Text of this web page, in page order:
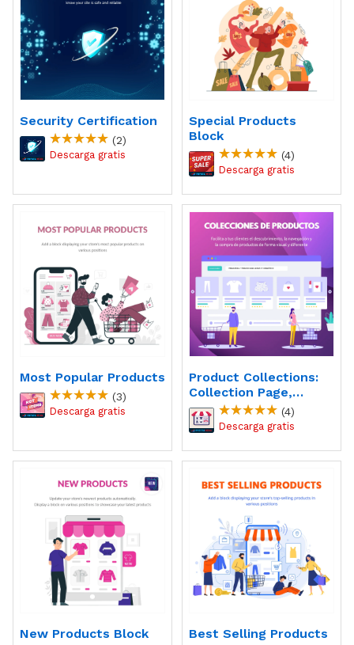
Security Certification
(2)
Special Products
Block
(4)
Most Popular Products
(3)
Product Collections:
Collection Page,
Showcase Products
(4)
New Products Block Best Selling Products